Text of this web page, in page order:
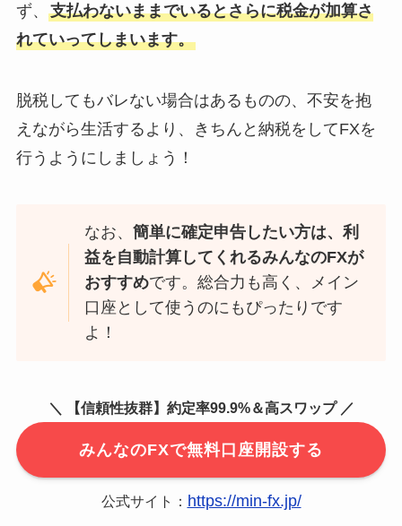
ず、 支払わないままでいるとさらに税金が加算さ
れていってしまいます。
脱税してもバレない場合はあるものの、不安を抱
えながら生活するより、きちんと納税をしてFXを
行うようにしましょう！
なお、簡単に確定申告したい方は、利
益を自動計算してくれるみんなのFXが
おすすめです。総合力も高く、メイン
口座として使うのにもぴったりです
よ！
＼ 【信頼性抜群】約定率99.9%＆高スワップ ／
みんなのFXで無料口座開設する
公式サイト： https://min-fx.jp/